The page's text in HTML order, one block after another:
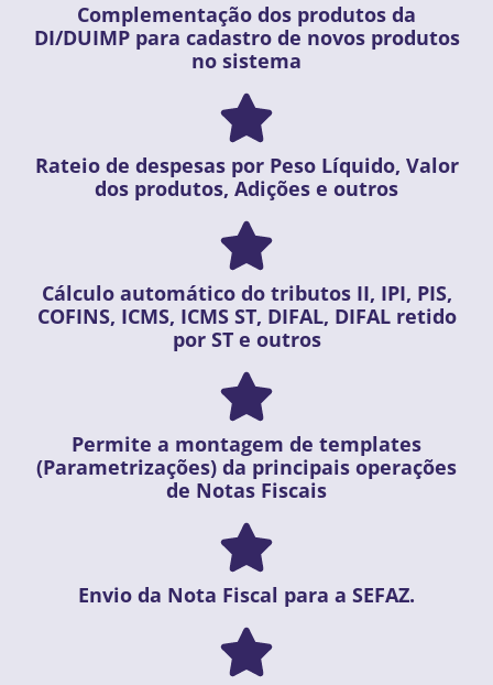
Complementação dos produtos da
DI/DUIMP para cadastro de novos produtos
no sistema
Rateio de despesas por Peso Líquido, Valor
dos produtos, Adições e outros
Cálculo automático do tributos II, IPI, PIS,
COFINS, ICMS, ICMS ST, DIFAL, DIFAL retido
por ST e outros
Permite a montagem de templates
(Parametrizações) da principais operações
de Notas Fiscais
Envio da Nota Fiscal para a SEFAZ.